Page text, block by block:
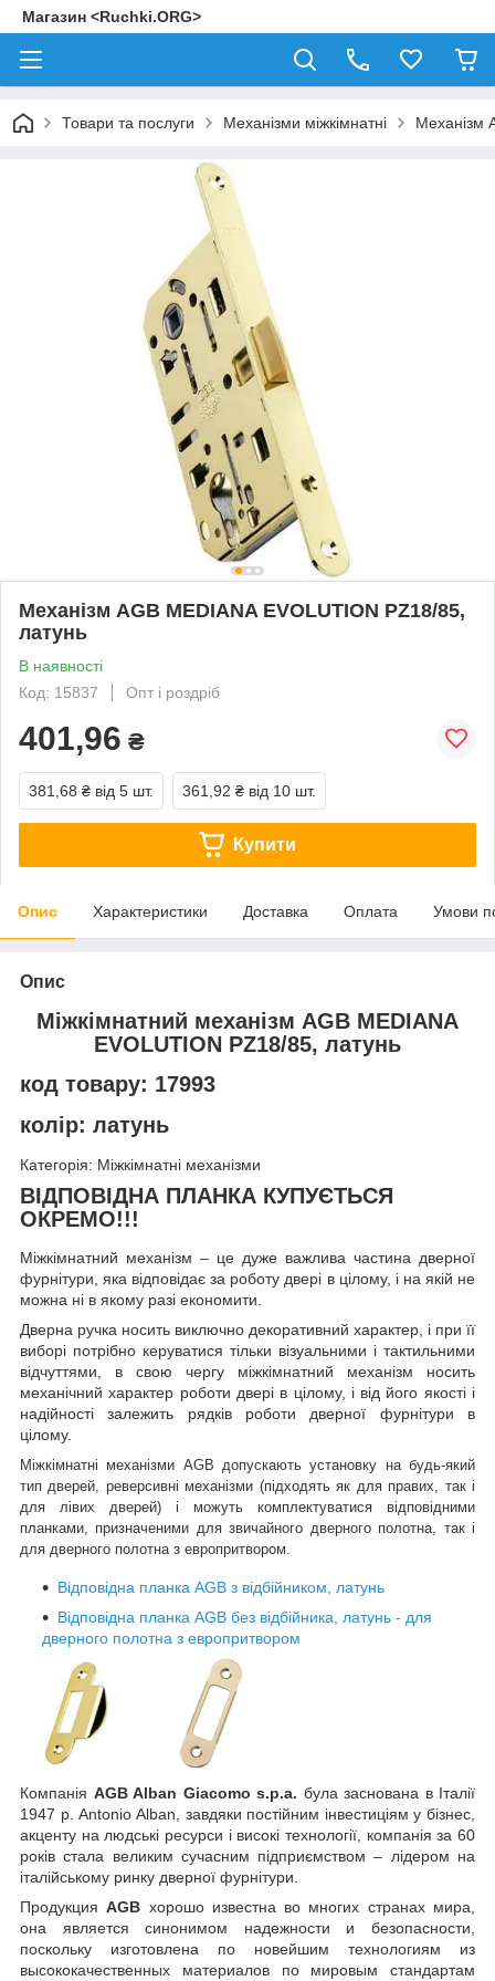
Магазин <Ruchki.ORG>
Товари та послуги Механізми міжкімнатні Механізм
Механізм AGB MEDIANA EVOLUTION PZ18/85,
латунь
В наявності
Код: 15837
Опт і роздріб
401,96 ₴
381,68 ₴ від 5 шт. 361,92 ₴ від 10 шт.
Купити
Опис Характеристики Доставка Оплата Умови
Опис
Міжкімнатний механізм AGB MEDIANA
EVOLUTION PZ18/85, латунь
код товару: 17993
колір: латунь
Категорія: Міжкімнатні механізми
ВІДПОВІДНА ПЛАНКА КУПУЄТЬСЯ
ОКРЕМО!!!
Міжкімнатний механізм – це дуже важлива частина дверної
фурнітури, яка відповідає за роботу двері в цілому, і на якій не
можна ні в якому разі економити.
Дверна ручка носить виключно декоративний характер, і при її
виборі потрібно керуватися тільки візуальними і тактильними
відчуттями, в свою чергу міжкімнатний механізм носить
механічний характер роботи двері в цілому, і від його якості і
надійності залежить рядків роботи дверної фурнітури в
цілому.
Міжкімнатні механізми AGB допускають установку на будь-який
тип дверей, реверсивні механізми (підходять як для правих, так і
для лівих дверей) і можуть комплектуватися відповідними
планками, призначеними для звичайного дверного полотна, так і
для дверного полотна з европритвором.
Відповідна планка AGB з відбійником, латунь
Відповідна планка AGB без відбійника, латунь - для
дверного полотна з европритвором
Компанія AGB Alban Giacomo s.p.a. була заснована в Італії
1947 р. Antonio Alban, завдяки постійним інвестиціям у бізнес,
акценту на людські ресурси і високі технології, компанія за 60
років стала великим сучасним підприємством – лідером на
італійському ринку дверної фурнітури.
ПродукцияAGB хорошо известна во многих странах мира,
она является синонимом надежности и безопасности,
поскольку изготовлена по новейшим технологиям из
высококачественных материалов по мировым стандартам